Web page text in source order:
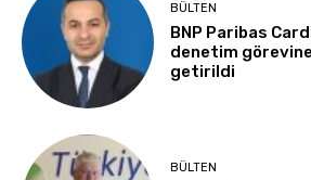
BÜLTEN
BNP Paribas
denetim
getirildi
BÜLTEN